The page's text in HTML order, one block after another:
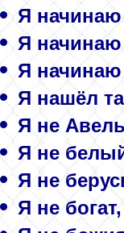
Я начинаю
Я начинаю
Я начинаю
Я нашёл
Я не
Я не
Я не
Я не